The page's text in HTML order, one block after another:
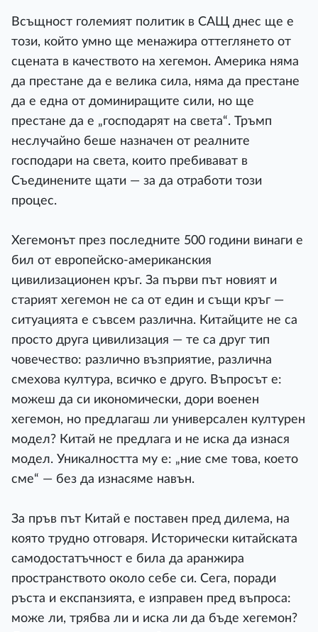
Всъщност големият политик в САЩ днес ще е
този, който умно ще менажира оттеглянето от
сцената в качеството на хегемон. Америка няма
да престане да е велика сила, няма да престане
да е една от доминиращите сили, но ще
престане да е „господарят на света“. Тръмп
неслучайно беше назначен от реалните
господари на света, които пребивават в
Съединените щати — за да отработи този
процес.
Хегемонът през последните 500 години винаги е
бил от европейско-американския
цивилизационен кръг. За първи път новият и
старият хегемон не са от един и същи кръг —
ситуацията е съвсем различна. Китайците не са
просто друга цивилизация — те са друг тип
човечество: различно възприятие, различна
смехова култура, всичко е друго. Въпросът е:
можеш да си икономически, дори военен
хегемон, но предлагаш ли универсален културен
модел? Китай не предлага и не иска да изнася
модел. Уникалността му е: „ние сме това, което
сме“ — без да изнасяме навън.
За пръв път Китай е поставен пред дилема, на
която трудно отговаря. Исторически китайската
самодостатъчност е била да аранжира
пространството около себе си. Сега, поради
ръста и експанзията, е изправен пред въпроса:
може ли, трябва ли и иска ли да бъде хегемон?